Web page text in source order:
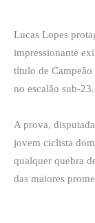
Lucas Lopes
impressionante
título de
no escalão sub-23.
A prova,
jovem ciclista
qualquer quebra
das maiores